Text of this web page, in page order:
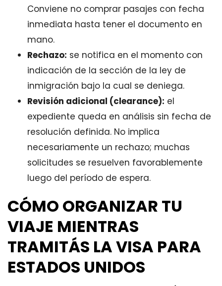
Conviene no comprar pasajes con fecha
inmediata hasta tener el documento en
mano.
Rechazo: se notifica en el momento con
indicación de la sección de la ley de
inmigración bajo la cual se deniega.
Revisión adicional (clearance): el
expediente queda en análisis sin fecha de
resolución definida. No implica
necesariamente un rechazo; muchas
solicitudes se resuelven favorablemente
luego del período de espera.
CÓMO ORGANIZAR TU
VIAJE MIENTRAS
TRAMITÁS LA VISA PARA
ESTADOS UNIDOS